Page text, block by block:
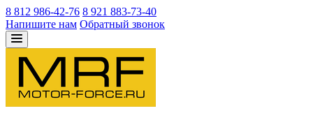
8 812 986-42-76 8 921 883-73-40
Напишите нам Обратный звонок